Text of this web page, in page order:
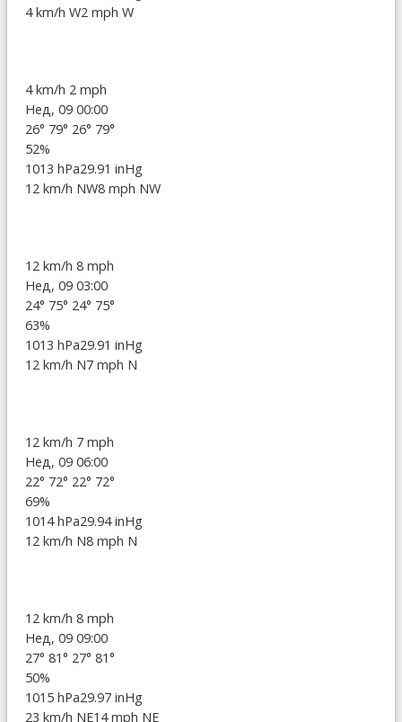
4 km/h W2 mph W
4 km/h 2 mph
Нед, 09 00:00
26° 79° 26° 79°
52%
1013 hPa29.91 inHg
12 km/h NW8 mph NW
12 km/h 8 mph
Нед, 09 03:00
24° 75° 24° 75°
63%
1013 hPa29.91 inHg
12 km/h N7 mph N
12 km/h 7 mph
Нед, 09 06:00
22° 72° 22° 72°
69%
1014 hPa29.94 inHg
12 km/h N8 mph N
12 km/h 8 mph
Нед, 09 09:00
27° 81° 27° 81°
50%
1015 hPa29.97 inHg
23 km/h NE14 mph NE